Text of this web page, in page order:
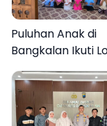
Puluhan Anak di
Bangkalan Ikuti
Liburan Keluarga